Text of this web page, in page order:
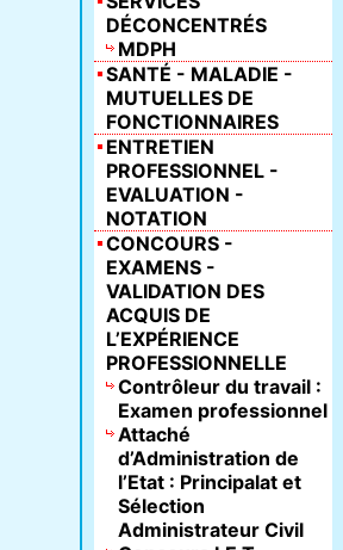
DÉCONCENTRÉS
MDPH
SANTÉ - MALADIE -
MUTUELLES DE
FONCTIONNAIRES
ENTRETIEN
PROFESSIONNEL -
EVALUATION -
NOTATION
CONCOURS -
EXAMENS -
VALIDATION DES
ACQUIS DE
L’EXPÉRIENCE
PROFESSIONNELLE
Contrôleur du travail :
Examen professionnel
Attaché
d’Administration de
l’Etat : Principalat et
Sélection
Administrateur Civil